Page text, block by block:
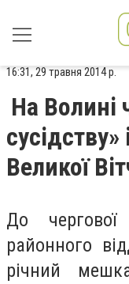
16:31, 29 травня 2014 р.
На Волині
Великої
До чергової
районного
річний